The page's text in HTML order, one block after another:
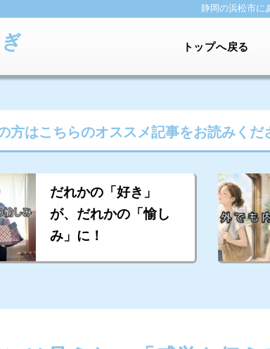
静岡の浜松市に
トップへ戻る
方はこちらのオススメ記事をお読みくだ
だれかの「好き」
が、だれかの「愉し
み」に！